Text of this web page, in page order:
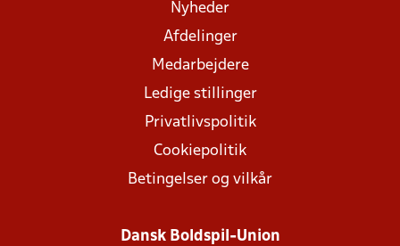
Nyheder
Afdelinger
Medarbejdere
Ledige stillinger
Privatlivspolitik
Cookiepolitik
Betingelser og vilkår
Dansk Boldspil-Union